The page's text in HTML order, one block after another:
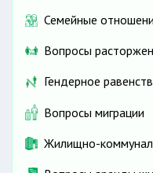
дней;
без
Семейные
Вопросы
Гендерное
Вопросы миграции
Жилищно-